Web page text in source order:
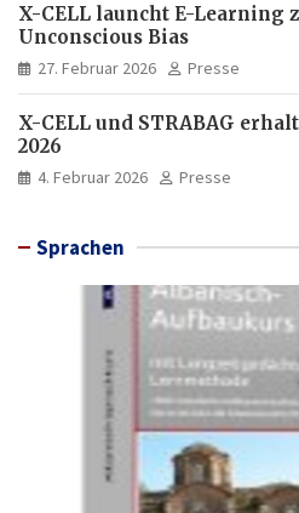
X-CELL launcht E-Learning
Unconscious Bias
27. Februar 2026 Presse
X-CELL und STRABAG
2026
4. Februar 2026 Presse
Sprachen